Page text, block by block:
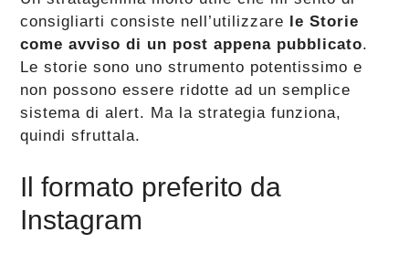
consigliarti consiste nell’utilizzare le Storie
come avviso di un post appena pubblicato.
Le storie sono uno strumento potentissimo e
non possono essere ridotte ad un semplice
sistema di alert. Ma la strategia funziona,
quindi sfruttala.
Il formato preferito da
Instagram